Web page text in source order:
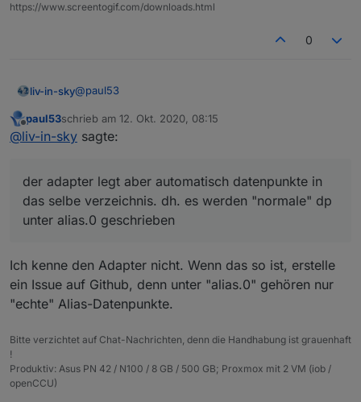
https://www.screentogif.com/downloads.html
0
liv-in-sky@paul53
ich wollte gerne den virtualPower adapter nutzen um
die aliase zu messen. dazu brauche ich das
verzeichnis. dh. es werden "normale" dp unter
alias.0 geschrieben
Offline
paul53schrieb am 12. Okt. 2020, 08:15
zuletzt editiert von
@liv-in-sky sagte:
der adapter legt aber automatisch datenpunkte in
das selbe verzeichnis. dh. es werden "normale" dp
unter alias.0 geschrieben
Ich kenne den Adapter nicht. Wenn das so ist, erstelle
ein Issue auf Github, denn unter "alias.0" gehören nur
"echte" Alias-Datenpunkte.
Bitte verzichtet auf Chat-Nachrichten, denn die Handhabung ist grauenhaft
!
Produktiv: Asus PN 42 / N100 / 8 GB / 500 GB; Proxmox mit 2 VM (iob /
openCCU)